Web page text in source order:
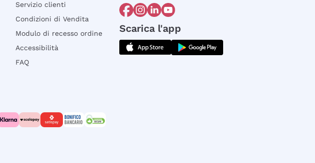
Servizio clienti
Condizioni di Vendita
Modulo di recesso ordine
Accessibilità
FAQ
Scarica l'app